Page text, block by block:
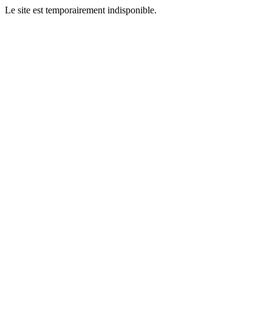
Le site est temporairement indisponible.